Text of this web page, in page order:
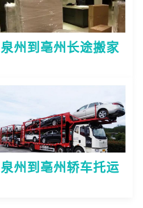
泉州到亳州长途搬家
泉州到亳州轿车托运